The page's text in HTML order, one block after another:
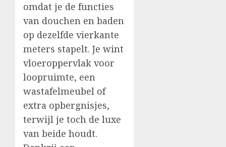
omdat je de functies
van douchen en baden
op dezelfde vierkante
meters stapelt. Je wint
vloeroppervlak voor
loopruimte, een
wastafelmeubel of
extra opbergnisjes,
terwijl je toch de luxe
van beide houdt.